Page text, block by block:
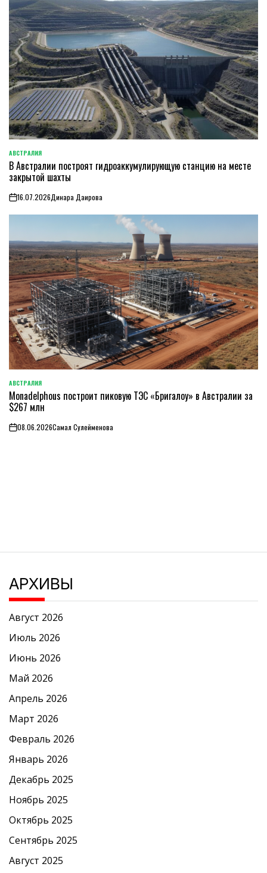
ОПУБЛИКОВАНО
В
АВСТРАЛИЯ
В Австралии построят гидроаккумулирующую станцию на месте
закрытой шахты
on16.07.2026Динара Даирова
ОПУБЛИКОВАНО
В
АВСТРАЛИЯ
Monadelphous построит пиковую ТЭС «Бригалоу» в Австралии за
$267 млн
on08.06.2026Самал Сулейменова
АРХИВЫ
Август 2026
Июль 2026
Июнь 2026
Май 2026
Апрель 2026
Март 2026
Февраль 2026
Январь 2026
Декабрь 2025
Ноябрь 2025
Октябрь 2025
Сентябрь 2025
Август 2025